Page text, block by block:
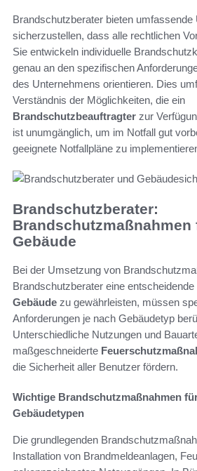
Brandschutzberater bieten umfassende
sicherzustellen, dass alle rechtlichen
Sie entwickeln individuelle
genau an den spezifischen
des Unternehmens orientieren. Dies
Verständnis der Möglichkeiten, die ein
Brandschutzbeauftragter zur
ist unumgänglich, um im Notfall gut
geeignete Notfallpläne zu
Brandschutzberater:
Brandschutzmaßnahmen
Gebäude
Bei der Umsetzung von
Brandschutzberater eine
Gebäude zu gewährleisten, müssen
Anforderungen je nach Gebäudetyp
Unterschiedliche Nutzungen und
maßgeschneiderte
die Sicherheit aller Benutzer fördern.
Wichtige Brandschutzmaßnahmen
Gebäudetypen
Die grundlegenden
Installation von Brandmeldeanlagen,